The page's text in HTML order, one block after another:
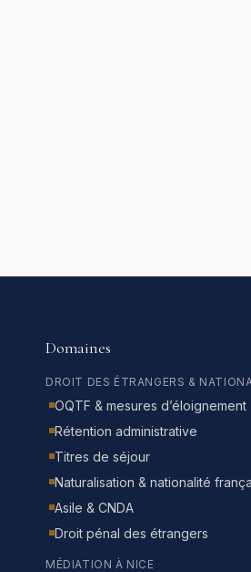
Domaines
DROIT DES ÉTRANGERS &
OQTF & mesures d’éloignement
Rétention administrative
Titres de séjour
Naturalisation & nationalité
Asile & CNDA
Droit pénal des étrangers
MÉDIATION À NICE